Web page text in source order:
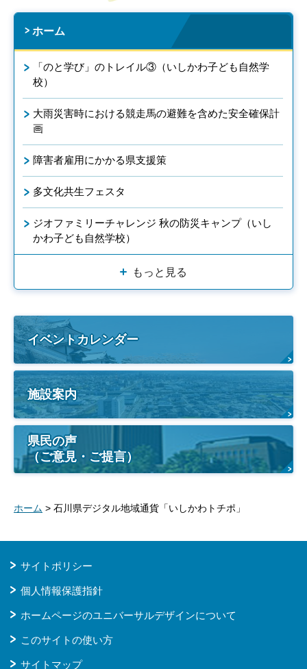
ホーム
「のと学び」のトレイル③（いしかわ子ども自然学
校）
大雨災害時における競走馬の避難を含めた安全確保計
画
障害者雇用にかかる県支援策
多文化共生フェスタ
ジオファミリーチャレンジ 秋の防災キャンプ（いし
かわ子ども自然学校）
もっと見る
イベントカレンダー
施設案内
県民の声
（ご意見・ご提言）
ホーム > 石川県デジタル地域通貨「いしかわトチポ」
サイトポリシー
個人情報保護指針
ホームページのユニバーサルデザインについて
このサイトの使い方
サイトマップ